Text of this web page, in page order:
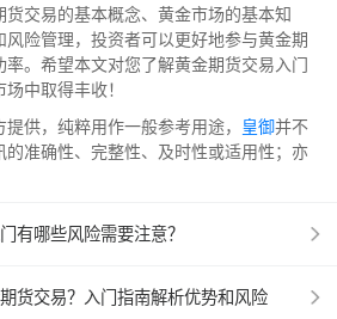
交易的基本概念、黄金市场的基本知
险管理，投资者可以更好地参与黄金期
。希望本文对您了解黄金期货交易入门
中取得丰收！
供，纯粹用作一般参考用途， 皇御并不
准确性、完整性、及时性或适用性；亦
有哪些风险需要注意？
货交易？入门指南解析优势和风险